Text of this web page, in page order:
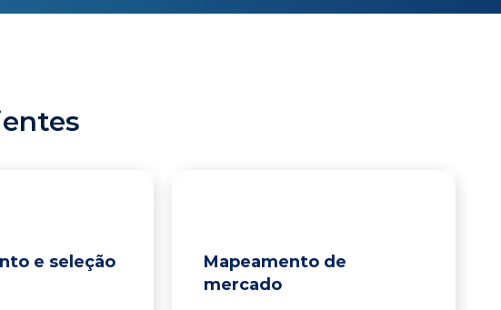
e seleção
Mapeamento de
mercado